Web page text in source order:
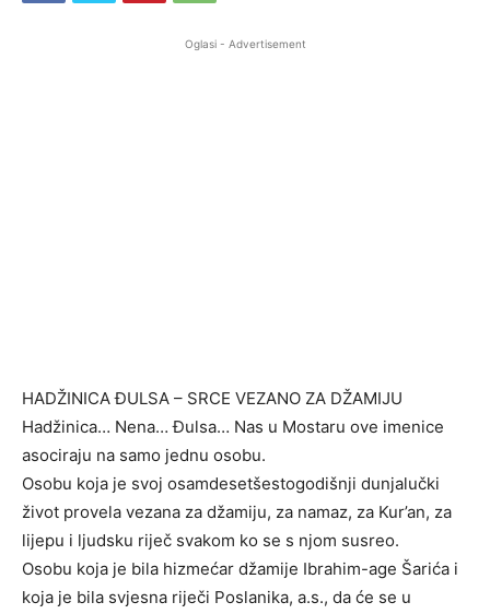
Oglasi - Advertisement
HADŽINICA ĐULSA – SRCE VEZANO ZA DŽAMIJU
Hadžinica… Nena… Đulsa… Nas u Mostaru ove imenice
asociraju na samo jednu osobu.
Osobu koja je svoj osamdesetšestogodišnji dunjalučki
život provela vezana za džamiju, za namaz, za Kur’an, za
lijepu i ljudsku riječ svakom ko se s njom susreo.
Osobu koja je bila hizmećar džamije Ibrahim-age Šarića i
koja je bila svjesna riječi Poslanika, a.s., da će se u